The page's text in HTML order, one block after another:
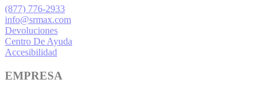
(877) 776-2933
info@srmax.com
Devoluciones
Centro De Ayuda
Accesibilidad
EMPRESA